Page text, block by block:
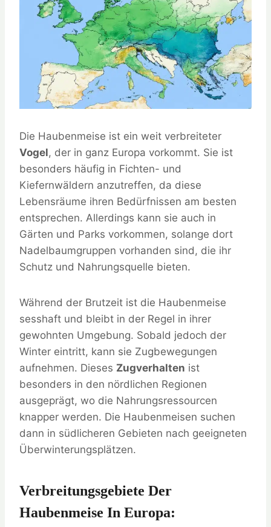
Die Haubenmeise ist ein weit verbreiteter
Vogel, der in ganz Europa vorkommt. Sie ist
besonders häufig in Fichten- und
Kiefernwäldern anzutreffen, da diese
Lebensräume ihren Bedürfnissen am besten
entsprechen. Allerdings kann sie auch in
Gärten und Parks vorkommen, solange dort
Nadelbaumgruppen vorhanden sind, die ihr
Schutz und Nahrungsquelle bieten.
Während der Brutzeit ist die Haubenmeise
sesshaft und bleibt in der Regel in ihrer
gewohnten Umgebung. Sobald jedoch der
Winter eintritt, kann sie Zugbewegungen
aufnehmen. Dieses Zugverhalten ist
besonders in den nördlichen Regionen
ausgeprägt, wo die Nahrungsressourcen
knapper werden. Die Haubenmeisen suchen
dann in südlicheren Gebieten nach geeigneten
Überwinterungsplätzen.
Verbreitungsgebiete Der
Haubenmeise In Europa: